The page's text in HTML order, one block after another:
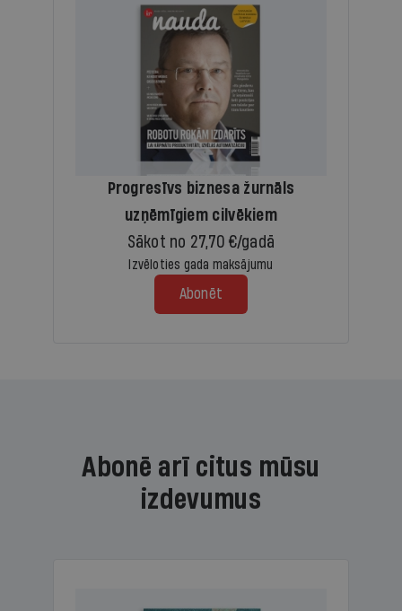
Progresīvs biznesa žurnāls
uzņēmīgiem cilvēkiem
Sākot no 27,70 €/gadā
Izvēloties gada maksājumu
Abonēt
Abonē arī citus mūsu
izdevumus